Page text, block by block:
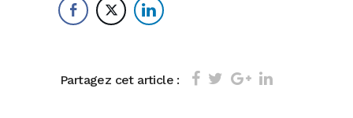
Partagez cet article :